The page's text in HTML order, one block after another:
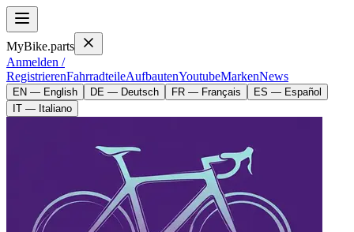
MyBike.parts
Anmelden /
RegistrierenFahrradteileAufbautenYoutubeMarkenNews
EN — English DE — Deutsch FR — Français
ES — Español
IT — Italiano